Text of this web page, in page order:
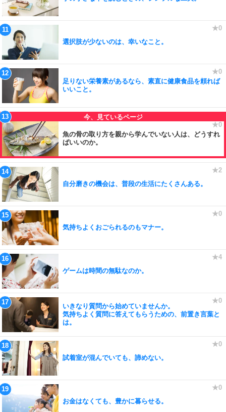
選択肢が少ないのは、幸いなこと。
足りない栄養素があるなら、素直に健康食品を頼れば
いいこと。
魚の骨の取り方を親から学んでいない人は、どうすれ
ばいいのか。
自分磨きの機会は、普段の生活にたくさんある。
気持ちよくおごられるのもマナー。
ゲームは時間の無駄なのか。
いきなり質問から始めていませんか。
気持ちよく質問に答えてもらうための、前置き言葉と
は。
試着室が混んでいても、諦めない。
お金はなくても、豊かに暮らせる。